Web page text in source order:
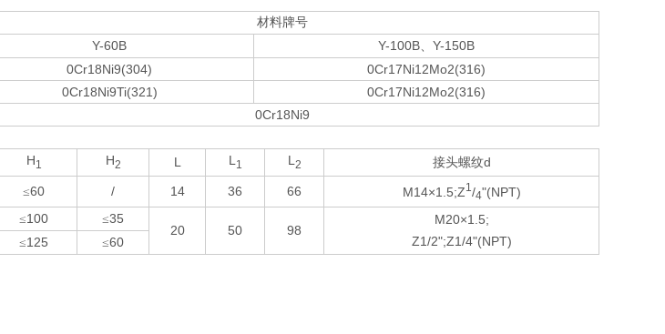
材料牌号
Y-60B Y-100B、 Y-150B
0Cr18Ni9(304) 0Cr17Ni12Mo2(316)
0Cr18Ni9Ti(321) 0Cr17Ni12Mo2(316)
0Cr18Ni9
H1 H2 L L1 L2 接头螺纹d
≤60 / 14 36 66 M14×1.5;Z1 /4"(NPT)
≤100 ≤35
20
50 98
M20×1.5;
Z1/2";Z1/4"(NPT)
≤125 ≤60